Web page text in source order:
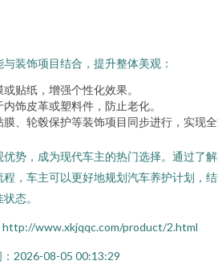
装饰项目结合，提升整体美观：
贴纸，增强个性化效果。
饰皮革或塑料件，防止老化。
、轮毂保护等装饰项目同步进行，实现
势，成为现代车主的热门选择。通过了
，车主可以更好地规划汽车养护计划，
态。
http://www.xkjqqc.com/product/2.html
2026-08-05 00:13:29